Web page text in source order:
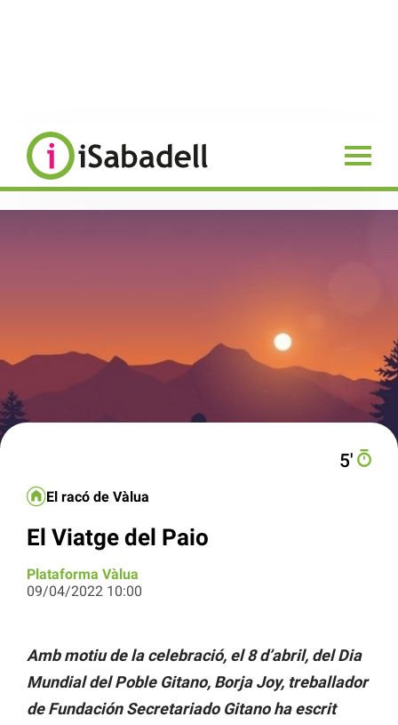
5′
El racó de Vàlua
El Viatge del Paio
Plataforma Vàlua
09/04/2022 10:00
Amb motiu de la celebració, el 8 d’abril, del Dia
Mundial del Poble Gitano, Borja Joy, treballador
de Fundación Secretariado Gitano ha escrit